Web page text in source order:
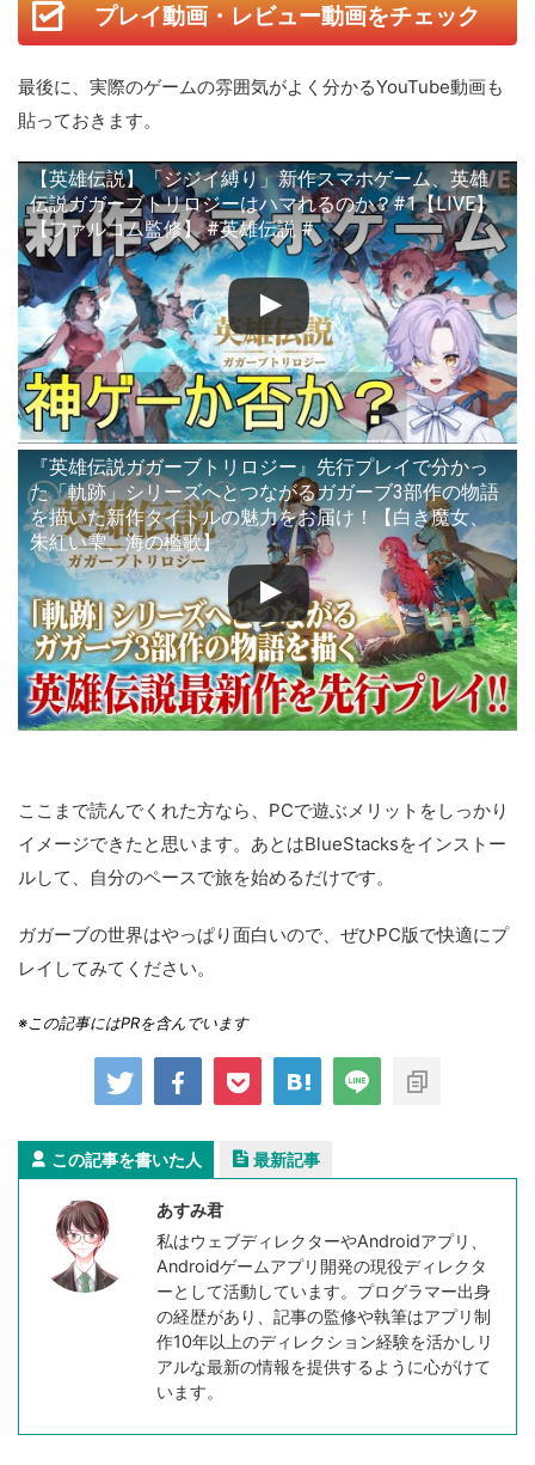
プレイ動画・レビュー動画をチェック
最後に、実際のゲームの雰囲気がよく分かるYouTube動画も
貼っておきます。
【英雄伝説】「ジジイ縛り」新作スマホゲーム、英雄
伝説ガガーブトリロジーはハマれるのか？#1【LIVE】
【ファルコム監修】 #英雄伝説 #
『英雄伝説ガガーブトリロジー』先行プレイで分かっ
た「軌跡」シリーズへとつながるガガーブ3部作の物語
を描いた新作タイトルの魅力をお届け！【白き魔女、
朱紅い雫、海の檻歌】
ここまで読んでくれた方なら、PCで遊ぶメリットをしっかり
イメージできたと思います。あとはBlueStacksをインストー
ルして、自分のペースで旅を始めるだけです。
ガガーブの世界はやっぱり面白いので、ぜひPC版で快適にプ
レイしてみてください。
※この記事にはPRを含んでいます
この記事を書いた人 最新記事
あすみ君
私はウェブディレクターやAndroidアプリ、
Androidゲームアプリ開発の現役ディレクタ
ーとして活動しています。プログラマー出身
の経歴があり、記事の監修や執筆はアプリ制
作10年以上のディレクション経験を活かしリ
アルな最新の情報を提供するように心がけて
います。